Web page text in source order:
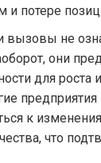
и потере
вызовы не
они
для роста
к
что